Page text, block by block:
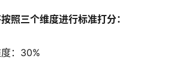
照三个维度进行标准打分：
：30%